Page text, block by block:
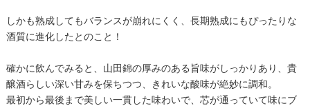
しかも熟成してもバランスが崩れにくく、長期熟成にもぴったりな
酒質に進化したとのこと！
確かに飲んでみると、山田錦の厚みのある旨味がしっかりあり、貴
醸酒らしい深い甘みを保ちつつ、きれいな酸味が絶妙に調和。
最初から最後まで美しい一貫した味わいで、芯が通っていて味にブ